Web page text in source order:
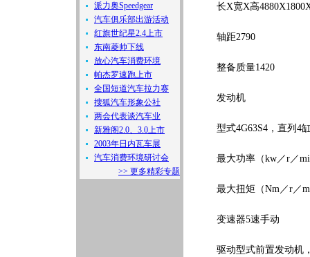
派力奥Speedgear
汽车俱乐部出游活动
红旗世纪星2.4上市
东南菱帅下线
放心汽车消费环境
帕杰罗速跑上市
全国短道汽车拉力赛
搜狐汽车形象公社
两会代表谈汽车业
新雅阁2.0、3.0上市
2003年日内瓦车展
汽车消费环境研讨会
>> 更多精彩专题
长X宽X高
轴距2790
整备质量1420
发动机
型式4G63S4，直列4
最大功率（kw／r／
最大扭矩（Nm／r／
变速器5速手动
驱动型式前置发动机